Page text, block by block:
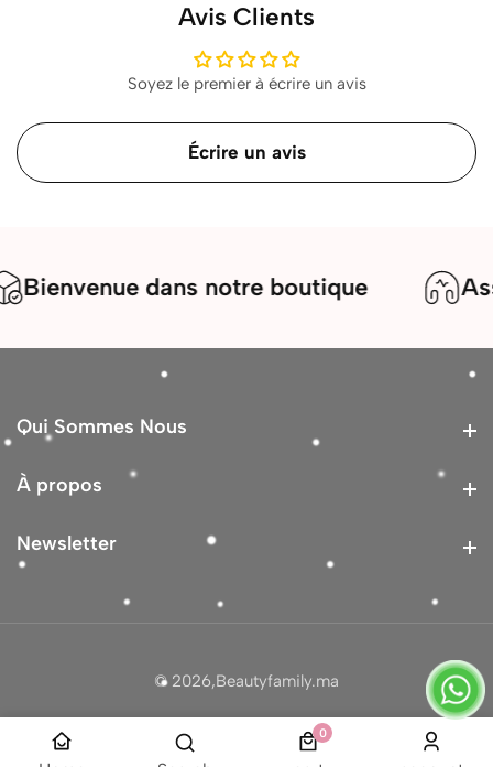
Avis Clients
Soyez le premier à écrire un avis
Écrire un avis
dans notre boutique
Qui Sommes NousQui Sommes Nous
À propos
Newsletter Newsletter
© 2026,Beautyfamily.ma
00 article